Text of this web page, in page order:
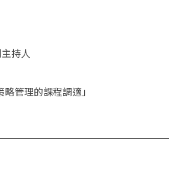
持人
管理的課程調適」